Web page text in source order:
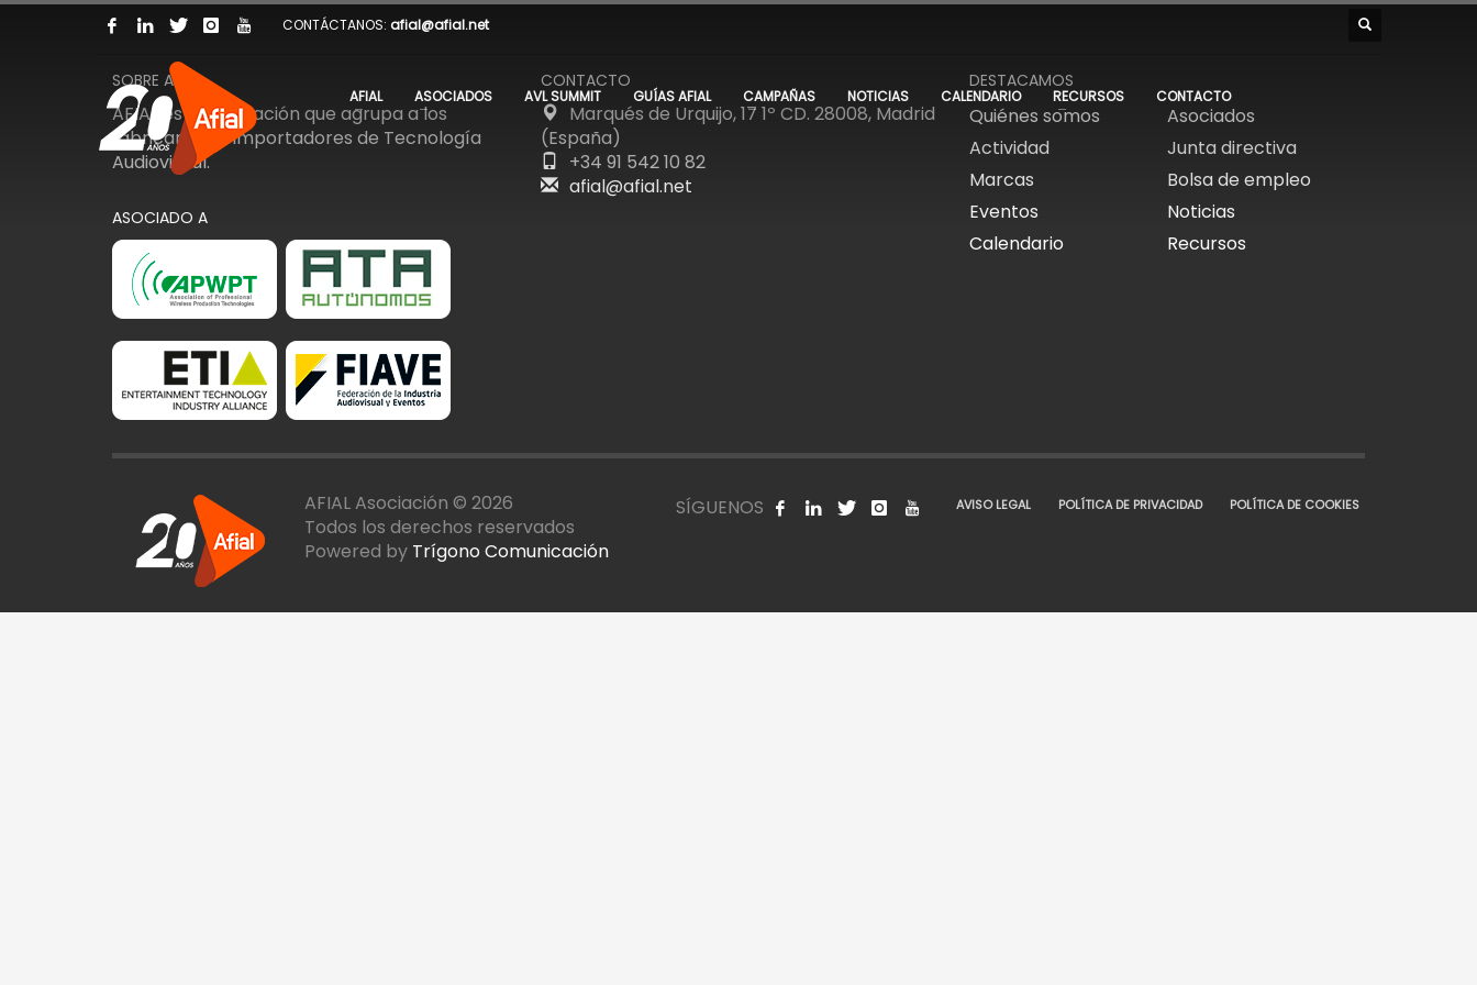
CONTÁCTANOS: afial@afial.net
AFIAL ASOCIADOS AVL SUMMIT GUÍAS AFIAL CAMPAÑAS NOTICIAS CALENDARIO RECURSOS CONTACTO
SOBRE AFIAL
AFIAL es la Asociación que agrupa a los
fabricantes e importadores de Tecnología
Audiovisual.
ASOCIADO A
CONTACTO
Marqués de Urquijo, 17 1º CD. 28008, Madrid
(España)
+34 91 542 10 82
afial@afial.net
DESTACAMOS
Quiénes somos
Asociados
Actividad
Junta directiva
Marcas
Bolsa de empleo
Eventos
Noticias
Calendario
Recursos
AVISO LEGAL POLÍTICA DE PRIVACIDAD POLÍTICA DE COOKIES
SÍGUENOS
AFIAL Asociación © 2026
Todos los derechos reservados
Powered by Trígono Comunicación